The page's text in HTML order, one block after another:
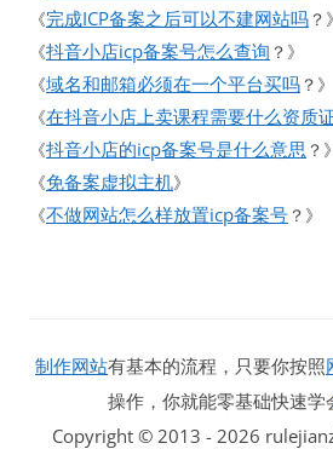
《完成ICP备案之后可以不建网站吗 ？》
《抖音小店icp备案号怎么查询 ？》
《域名和邮箱必须在一个平台买吗 ？》
《在抖音小店上卖课程需要什么资质
《抖音小店的icp备案号是什么意思 ？》
《免备案虚拟主机》
《不做网站怎么样放置icp备案号 ？》
制作网站有基本的流程，只要你按照
操作，你就能零基础快速学
Copyright © 2013 - 2026